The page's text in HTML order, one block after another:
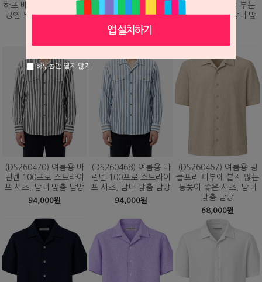
하프 배색 핫픽스 디자인
공연 무대 맞춤 제작 자
름용 바람이 솔솔 부는
망사직조 셔츠, 남녀 맞
춤 남방
름용 바람이 솔솔 부는
망사직조 셔츠, 남녀 맞
(DS260470) 여름용 마
린넨 100프로 스트라이
프 셔츠, 남녀 맞춤 남방
94,000원
(DS260468) 여름용 마
린넨 100프로 스트라이
프 셔츠, 남녀 맞춤 남방
94,000원
(DS260467) 여름용 링
클프리 피부에 붙지 않는
통풍이 좋은 셔츠, 남녀
맞춤 남방
68,000원
하루동안 열지 않기